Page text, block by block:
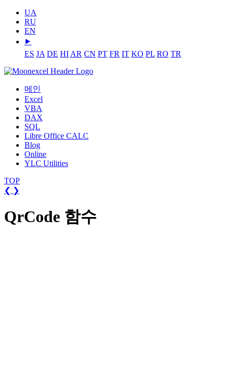
UA
RU
EN
⯈
ES JA DE HI AR CN PT FR IT KO PL RO TR
메인
Excel
VBA
DAX
SQL
Libre Office CALC
Blog
Online
YLC Utilities
TOP
❮ ❯
QrCode 함수